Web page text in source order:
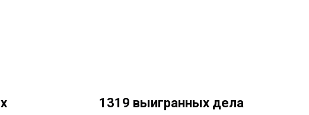
1319 выигранных дела